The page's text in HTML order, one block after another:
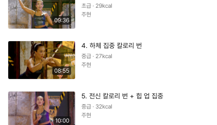
09:36
초급 · 29kcal
주현
08:55
4. 하체 집중 칼로리 번
중급 · 27kcal
주현
10:00
5. 전신 칼로리 번 + 힙 업 집중
중급 · 32kcal
주현